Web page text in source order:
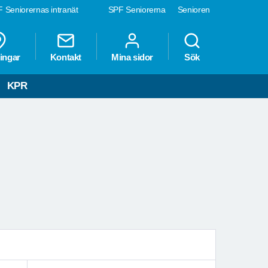
SPF Seniorerna Senioren
Seniorernas intranät
Kontakt Mina sidor Sök
KPR